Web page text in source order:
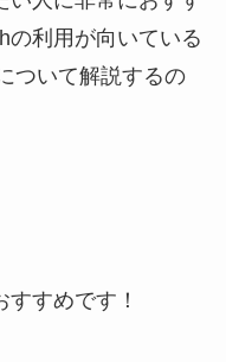
の利用が向いている
ついて解説するの
すめです！